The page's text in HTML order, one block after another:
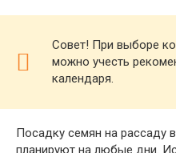
Совет! При выборе
можно учесть
календаря.
Посадку семян на рассаду
планируют на любые дни.